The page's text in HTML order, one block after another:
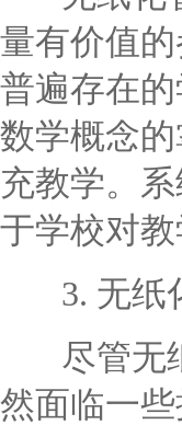
量有价值
普遍存在
数学概念
充教学。
于学校对
3. 无纸
尽管无纸
然面临一